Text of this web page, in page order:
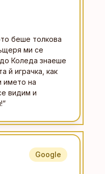
беше толкова
ми се
Коледа знаеше
й играчка, как
името на
видим и
”
Google